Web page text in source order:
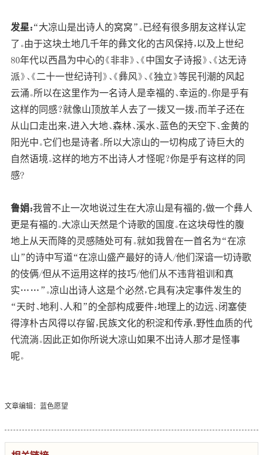
发星：“大凉山是出诗人的窝窝”。已经有很多朋友这样认定
了。由于这块土地几千年的彝文化的古风保持，以及上世纪
80年代以西昌为中心的《非非》、《中国女子诗报》、《达无诗
派》、《二十一世纪诗刊》、《彝风》、《独立》等民刊潮的风起
云涌。所以在这里作为一名诗人是幸福的、幸运的。你是乎有
这样的同感？就像山顶放羊人去了一拨又一拨，而羊子还在
从山口走出来，进入大地、森林、溪水、蓝色的天空下、金黄的
阳光中。它们也是诗者。所以大凉山的一切构成了诗巨大的
自然语境。这样的地方不出诗人才怪呢？你是乎有这样的同
感?
鲁娟：我曾不止一次地说过生在大凉山是有福的，做一个彝人
更是有福的。大凉山天然是个诗歌的国度。在这块母性的腹
地上从天而降的灵感随处可有。就如我曾在一首名为“在凉
山”的诗中写道“在凉山盛产最好的诗人/他们深谙一切诗歌
的伎俩/但从不运用这样的技巧/他们从不违背祖训和真
实……”。凉山出诗人这是个必然，它具有决定事件发生的
“天时、地利、人和”的全部构成要件：地理上的边远、闭塞使
得淳朴古风得以存留，民族文化的积淀和传承，野性血质的代
代流淌。因此正如你所说大凉山如果不出诗人那才是怪事
呢。
文章编辑：蓝色愿望